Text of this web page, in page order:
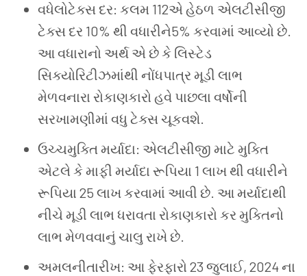
વધેલોટેક્સ દર: કલમ 112એ હેઠળ એલટીસીજી
ટેક્સ દર 10% થી વધારીને5% ​​કરવામાં આવ્યો છે.
આ વધારાનો અર્થ એ છે કે લિસ્ટેડ
સિક્યોરિટીઝમાંથી નોંધપાત્ર મૂડી લાભ
મેળવનારા રોકાણકારો હવે પાછલા વર્ષોની
સરખામણીમાં વધુ ટેક્સ ચૂકવશે.
ઉચ્ચમુક્તિ મર્યાદા: એલટીસીજી માટે મુક્તિ
એટલે કે માફી મર્યાદા રૂપિયા 1 લાખ થી વધારીને
રૂપિયા 25 લાખ કરવામાં આવી છે. આ મર્યાદાથી
નીચે મૂડી લાભ ધરાવતા રોકાણકારો કર મુક્તિનો
લાભ મેળવવાનું ચાલુ રાખે છે.
અમલનીતારીખ: આ ફેરફારો 23 જુલાઈ, 2024 ના